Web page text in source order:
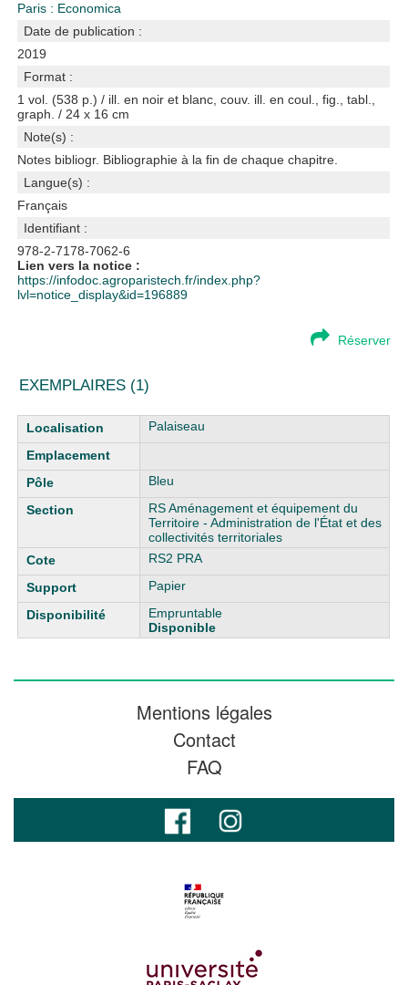
Paris : Economica
Date de publication :
2019
Format :
1 vol. (538 p.) / ill. en noir et blanc, couv. ill. en coul., fig., tabl.,
graph. / 24 x 16 cm
Note(s) :
Notes bibliogr. Bibliographie à la fin de chaque chapitre.
Langue(s) :
Français
Identifiant :
978-2-7178-7062-6
Lien vers la notice :
https://infodoc.agroparistech.fr/index.php?
lvl=notice_display&id=196889
Réserver
EXEMPLAIRES (1)
Liste des exemplaires Palaiseau
Bleu
RS Aménagement et équipement du
Territoire - Administration de l'État et des
collectivités territoriales
RS2 PRA
Papier
Empruntable
Disponible
Mentions légales
Contact
FAQ